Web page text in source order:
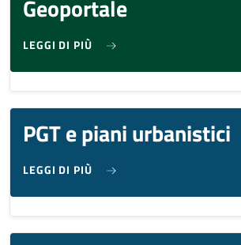
Geoportale
LEGGI DI PIÙSU GEOPORTALE
PGT e piani urbanistici
LEGGI DI PIÙSU PGT E PIANI URBANISTICI